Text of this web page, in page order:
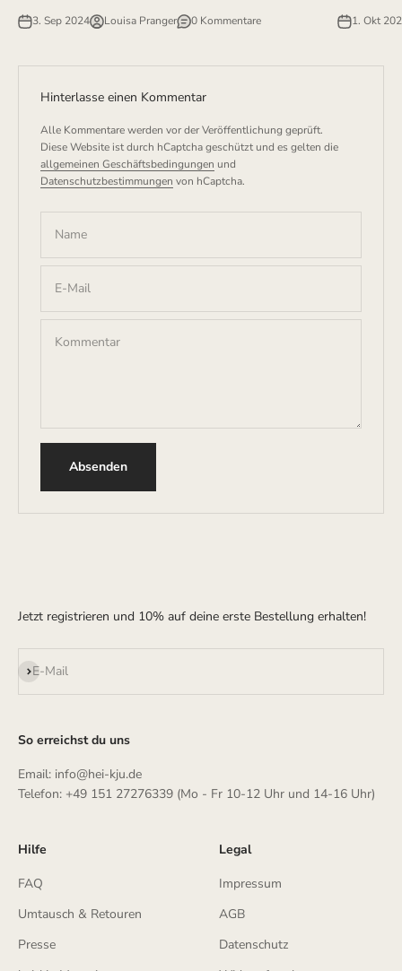
3. Sep 2024 Louisa Pranger 0 Kommentare 1. Okt
Hinterlasse einen Kommentar
Alle Kommentare werden vor der Veröffentlichung geprüft.
Diese Website ist durch hCaptcha geschützt und es gelten die
allgemeinen Geschäftsbedingungen und
Datenschutzbestimmungen von hCaptcha.
Name
E-Mail
Kommentar
Absenden
Jetzt registrieren und 10% auf deine erste Bestellung erhalten!
E-Mail
Abonnieren
So erreichst du uns
Email: info@hei-kju.de
Telefon: +49 151 27276339 (Mo - Fr 10-12 Uhr und 14-16 Uhr)
Hilfe
FAQ
Umtausch & Retouren
Presse
Legal
Impressum
AGB
Datenschutz